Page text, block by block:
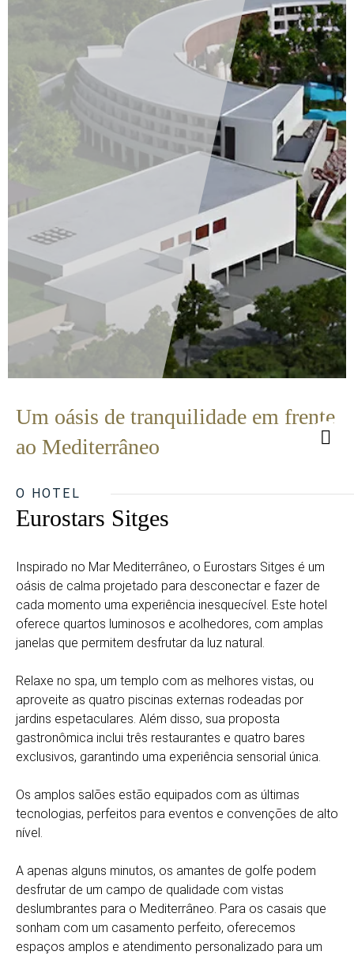
Um oásis de tranquilidade em frente
ao Mediterrâneo
O HOTEL
Eurostars Sitges
Inspirado no Mar Mediterrâneo, o Eurostars Sitges é um
oásis de calma projetado para desconectar e fazer de
cada momento uma experiência inesquecível. Este hotel
oferece quartos luminosos e acolhedores, com amplas
janelas que permitem desfrutar da luz natural.
Relaxe no spa, um templo com as melhores vistas, ou
aproveite as quatro piscinas externas rodeadas por
jardins espetaculares. Além disso, sua proposta
gastronômica inclui três restaurantes e quatro bares
exclusivos, garantindo uma experiência sensorial única.
Os amplos salões estão equipados com as últimas
tecnologias, perfeitos para eventos e convenções de alto
nível.
A apenas alguns minutos, os amantes de golfe podem
desfrutar de um campo de qualidade com vistas
deslumbrantes para o Mediterrâneo. Para os casais que
sonham com um casamento perfeito, oferecemos
espaços amplos e atendimento personalizado para um